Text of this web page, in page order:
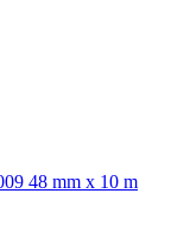
48 mm x 10 m